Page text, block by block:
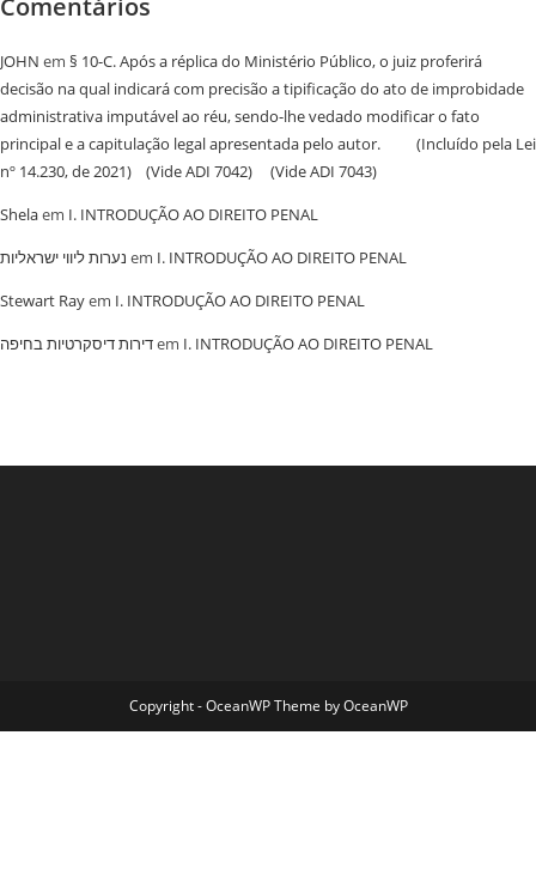
JOHN em § 10-C. Após a réplica do Ministério Público, o juiz proferirá
decisão na qual indicará com precisão a tipificação do ato de improbidade
administrativa imputável ao réu, sendo-lhe vedado modificar o fato
principal e a capitulação legal apresentada pelo autor. (Incluído pela Lei
nº 14.230, de 2021) (Vide ADI 7042) (Vide ADI 7043)
Shelaem I. INTRODUÇÃO AO DIREITO PENAL
נערות ליווי ישראליות em I. INTRODUÇÃO AO DIREITO PENAL
Stewart Rayem I. INTRODUÇÃO AO DIREITO PENAL
‏דירות דיסקרטיות בחיפהem I. INTRODUÇÃO AO DIREITO PENAL
Copyright - OceanWP Theme by OceanWP